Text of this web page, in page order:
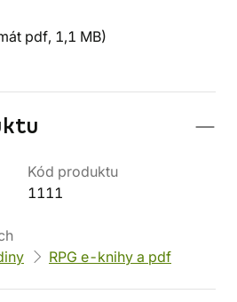
pdf, 1,1 MB)
Kód produktu
1111
RPG e-knihy a pdf